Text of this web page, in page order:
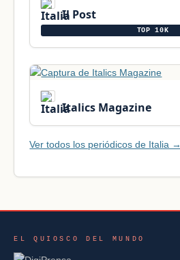
Il Post
TOP 10K
Italics Magazine
Ver todos los periódicos de Italia →
EL QUIOSCO DEL MUNDO